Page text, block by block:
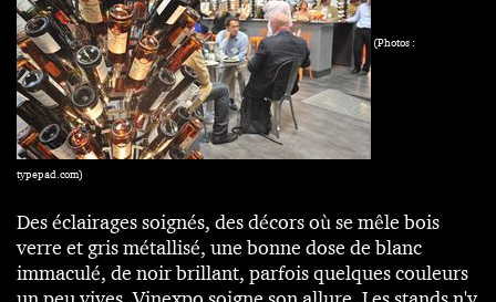
(Photos :
typepad.com)
Des éclairages soignés, des décors où se mêle bois
verre et gris métallisé, une bonne dose de blanc
immaculé, de noir brillant, parfois quelques couleurs